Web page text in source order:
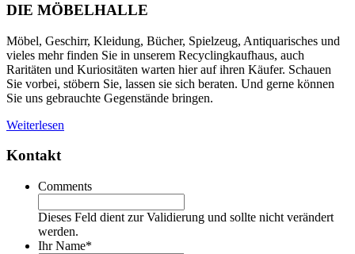
DIE MÖBELHALLE
Möbel, Geschirr, Kleidung, Bücher, Spielzeug, Antiquarisches und
vieles mehr finden Sie in unserem Recyclingkaufhaus, auch
Raritäten und Kuriositäten warten hier auf ihren Käufer. Schauen
Sie vorbei, stöbern Sie, lassen sie sich beraten. Und gerne können
Sie uns gebrauchte Gegenstände bringen.
Weiterlesen
Kontakt
Comments
Dieses Feld dient zur Validierung und sollte nicht verändert
werden.
Ihr Name*